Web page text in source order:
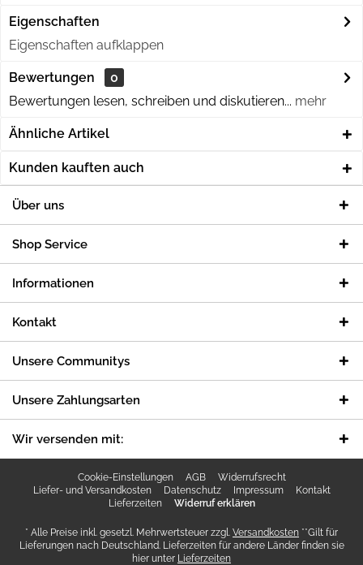
Eigenschaften
Eigenschaften aufklappen
Bewertungen
0
Bewertungen lesen, schreiben und diskutieren... mehr
Ähnliche Artikel
Kunden kauften auch
Über uns
Shop Service
Informationen
Kontakt
Unsere Communitys
Unsere Zahlungsarten
Wir versenden mit:
Cookie-Einstellungen AGB
Widerrufsrecht
Liefer- und Versandkosten
Datenschutz Impressum
Kontakt
Lieferzeiten
Widerruf erklären
* Alle Preise inkl. gesetzl. Mehrwertsteuer zzgl. Versandkosten **Gilt für
Lieferungen nach Deutschland. Lieferzeiten für andere Länder finden sie
hier unter Lieferzeiten